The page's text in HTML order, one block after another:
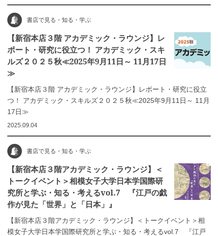
書店で見る・知る・学ぶ
【新宿本店３階 アカデミック・ラウンジ】レ
ポート・研究に役立つ！ アカデミック・スキ
ルズ２０２５秋≪2025年9月11日～ 11月17日
≫
【新宿本店３階 アカデミック・ラウンジ】レポート・研究に役立
つ！ アカデミック・スキルズ２０２５秋≪2025年9月11日～ 11月
17日≫
2025.09.04
書店で見る・知る・学ぶ
【新宿本店３階アカデミック・ラウンジ】＜
トークイベント＞相模女子大学日本学国際研
究所と学ぶ・知る・考えるvol.7 『江戸の戯
作が見た「世界」と「日本」』
【新宿本店３階アカデミック・ラウンジ】＜トークイベント＞相
模女子大学日本学国際研究所と学ぶ・知る・考えるvol.7 『江戸